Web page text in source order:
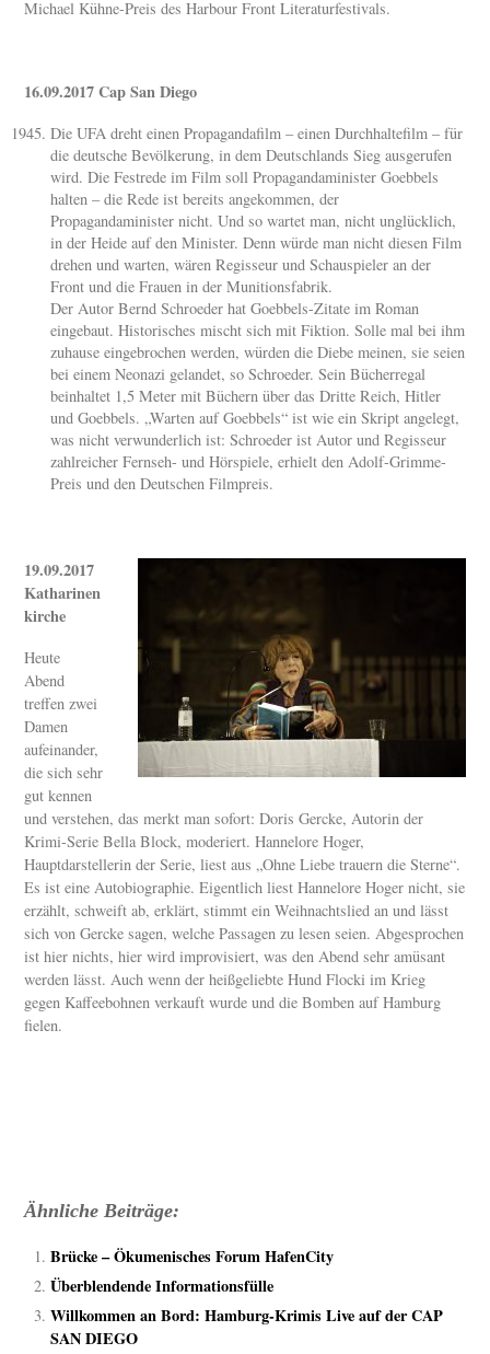
Michael Kühne-Preis des Harbour Front Literaturfestivals.
16.09.2017 Cap San Diego
Die UFA dreht einen Propagandafilm – einen Durchhaltefilm – für
die deutsche Bevölkerung, in dem Deutschlands Sieg ausgerufen
wird. Die Festrede im Film soll Propagandaminister Goebbels
halten – die Rede ist bereits angekommen, der
Propagandaminister nicht. Und so wartet man, nicht unglücklich,
in der Heide auf den Minister. Denn würde man nicht diesen Film
drehen und warten, wären Regisseur und Schauspieler an der
Front und die Frauen in der Munitionsfabrik.
Der Autor Bernd Schroeder hat Goebbels-Zitate im Roman
eingebaut. Historisches mischt sich mit Fiktion. Solle mal bei ihm
zuhause eingebrochen werden, würden die Diebe meinen, sie seien
bei einem Neonazi gelandet, so Schroeder. Sein Bücherregal
beinhaltet 1,5 Meter mit Büchern über das Dritte Reich, Hitler
und Goebbels. „Warten auf Goebbels“ ist wie ein Skript angelegt,
was nicht verwunderlich ist: Schroeder ist Autor und Regisseur
zahlreicher Fernseh- und Hörspiele, erhielt den Adolf-Grimme-
Preis und den Deutschen Filmpreis.
19.09.2017
Katharinen
kirche
Heute
Abend
treffen zwei
Damen
aufeinander,
die sich sehr
gut kennen
und verstehen, das merkt man sofort: Doris Gercke, Autorin der
Krimi-Serie Bella Block, moderiert. Hannelore Hoger,
Hauptdarstellerin der Serie, liest aus „Ohne Liebe trauern die Sterne“.
Es ist eine Autobiographie. Eigentlich liest Hannelore Hoger nicht, sie
erzählt, schweift ab, erklärt, stimmt ein Weihnachtslied an und lässt
sich von Gercke sagen, welche Passagen zu lesen seien. Abgesprochen
ist hier nichts, hier wird improvisiert, was den Abend sehr amüsant
werden lässt. Auch wenn der heißgeliebte Hund Flocki im Krieg
gegen Kaffeebohnen verkauft wurde und die Bomben auf Hamburg
fielen.
Ähnliche Beiträge:
Brücke – Ökumenisches Forum HafenCity
Überblendende Informationsfülle
Willkommen an Bord: Hamburg-Krimis Live auf der CAP
SAN DIEGO